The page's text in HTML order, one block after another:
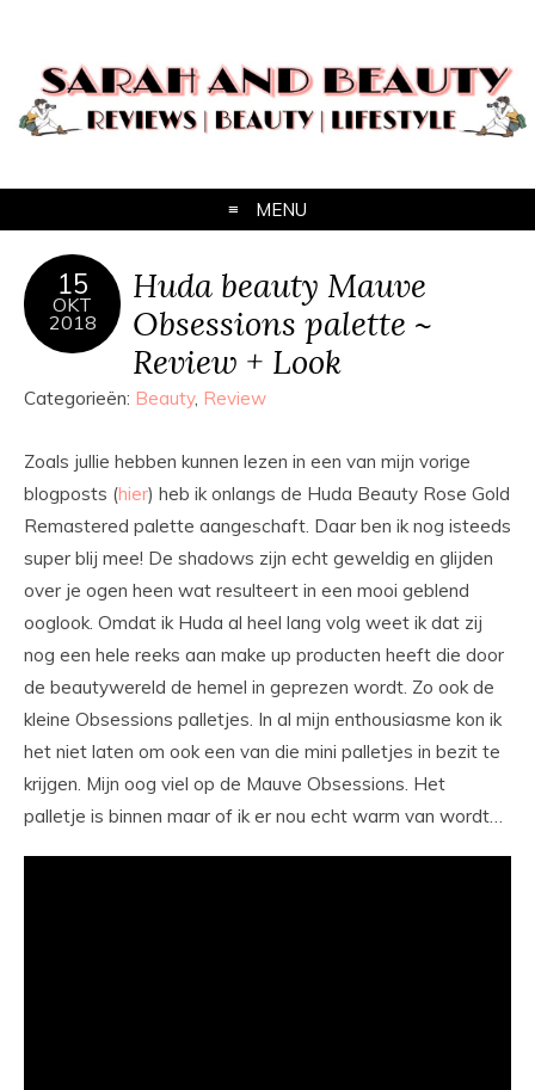
MENU
15
OKT
2018
Huda beauty Mauve
Obsessions palette ~
Review + Look
Categorieën: Beauty, Review
Zoals jullie hebben kunnen lezen in een van mijn vorige
blogposts (hier) heb ik onlangs de Huda Beauty Rose Gold
Remastered palette aangeschaft. Daar ben ik nog isteeds
super blij mee! De shadows zijn echt geweldig en glijden
over je ogen heen wat resulteert in een mooi geblend
ooglook. Omdat ik Huda al heel lang volg weet ik dat zij
nog een hele reeks aan make up producten heeft die door
de beautywereld de hemel in geprezen wordt. Zo ook de
kleine Obsessions palletjes. In al mijn enthousiasme kon ik
het niet laten om ook een van die mini palletjes in bezit te
krijgen. Mijn oog viel op de Mauve Obsessions. Het
palletje is binnen maar of ik er nou echt warm van wordt…